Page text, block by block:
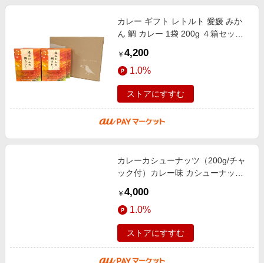
カレー ギフト レトルト 愛媛 みか
ん 鯛 カレー 1袋 200g ４箱セット
022504400401
￥ 4,200
1.0%
ストアにすすむ
カレーカシューナッツ（200g/チャ
ック付）カレー味 カシューナッツ
シー サクサク食感 色々試せるベス
￥ 4,000
1.0%
ストアにすすむ